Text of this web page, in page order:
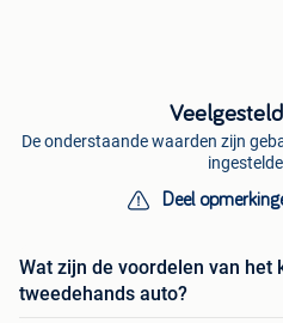
De onderstaande waarden zijn
Deel
Wat zijn de voordelen van het
tweedehands auto?